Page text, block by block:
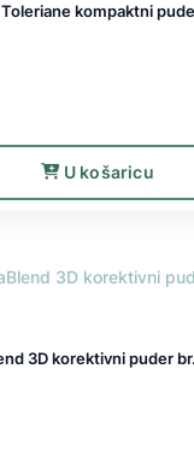
kompaktni
U košaricu
3D korektivni puder